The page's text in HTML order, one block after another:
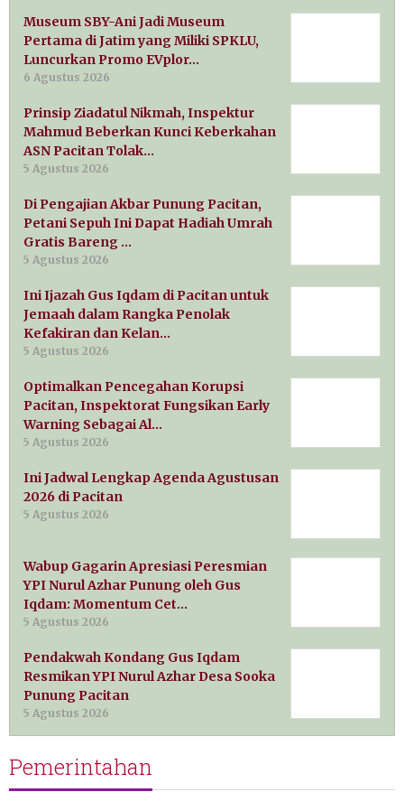
Museum SBY-Ani Jadi Museum
Pertama di Jatim yang Miliki SPKLU,
Luncurkan Promo EVplor…
6 Agustus 2026
Prinsip Ziadatul Nikmah, Inspektur
Mahmud Beberkan Kunci Keberkahan
ASN Pacitan Tolak…
5 Agustus 2026
Di Pengajian Akbar Punung Pacitan,
Petani Sepuh Ini Dapat Hadiah Umrah
Gratis Bareng …
5 Agustus 2026
Ini Ijazah Gus Iqdam di Pacitan untuk
Jemaah dalam Rangka Penolak
Kefakiran dan Kelan…
5 Agustus 2026
Optimalkan Pencegahan Korupsi
Pacitan, Inspektorat Fungsikan Early
Warning Sebagai Al…
5 Agustus 2026
Ini Jadwal Lengkap Agenda Agustusan
2026 di Pacitan
5 Agustus 2026
Wabup Gagarin Apresiasi Peresmian
YPI Nurul Azhar Punung oleh Gus
Iqdam: Momentum Cet…
5 Agustus 2026
Pendakwah Kondang Gus Iqdam
Resmikan YPI Nurul Azhar Desa Sooka
Punung Pacitan
5 Agustus 2026
Pemerintahan